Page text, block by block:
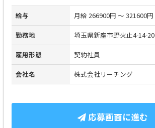
給与 月給 266900円 ～ 321600円
勤務地 埼玉県新座市野火止4-14-20
雇用形態 契約社員
会社名 株式会社リーチング
応募画面に進む